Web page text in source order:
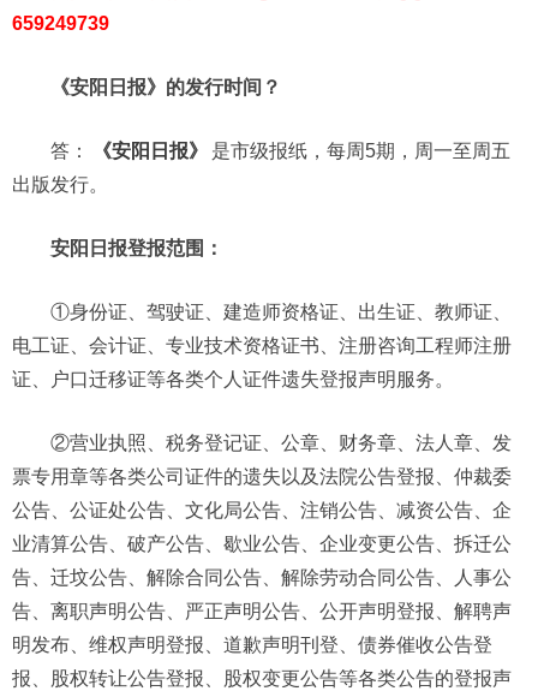
659249739
《安阳日报》的发行时间？
答： 《安阳日报》
是市级报纸，每周5期，周一至周五
出版发行。
安阳日报登报范围：
①身份证、驾驶证、建造师资格证、出生证、教师证、
电工证、会计证、专业技术资格证书、注册咨询工程师注册
证、户口迁移证等各类个人证件遗失登报声明服务。
②营业执照、税务登记证、公章、财务章、法人章、发
票专用章等各类公司证件的遗失以及法院公告登报、仲裁委
公告、公证处公告、文化局公告、注销公告、减资公告、企
业清算公告、破产公告、歇业公告、企业变更公告、拆迁公
告、迁坟公告、解除合同公告、解除劳动合同公告、人事公
告、离职声明公告、严正声明公告、公开声明登报、解聘声
明发布、维权声明登报、道歉声明刊登、债券催收公告登
报、股权转让公告登报、股权变更公告等各类公告的登报声